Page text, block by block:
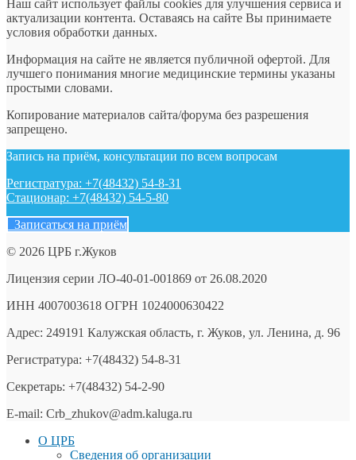
Наш сайт использует файлы cookies для улучшения сервиса и
актуализации контента. Оставаясь на сайте Вы принимаете
условия обработки данных.
Информация на сайте не является публичной офертой. Для
лучшего понимания многие медицинские термины указаны
простыми словами.
Копирование материалов сайта/форума без разрешения
запрещено.
Запись на приём, консультации по всем вопросам
Регистратура: +7(48432) 54-8-31
Стационар: +7(48432) 54-5-80
Записаться на приём
© 2026 ЦРБ г.Жуков
Лицензия серии ЛО-40-01-001869 от 26.08.2020
ИНН 4007003618 ОГРН 1024000630422
Адрес: 249191 Калужская область, г. Жуков, ул. Ленина, д. 96
Регистратура: +7(48432) 54-8-31
Секретарь: +7(48432) 54-2-90
E-mail: Crb_zhukov@adm.kaluga.ru
О ЦРБ
Сведения об организации